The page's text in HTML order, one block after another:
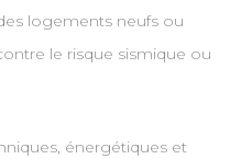
logements neufs ou
le risque sismique ou
énergétiques et